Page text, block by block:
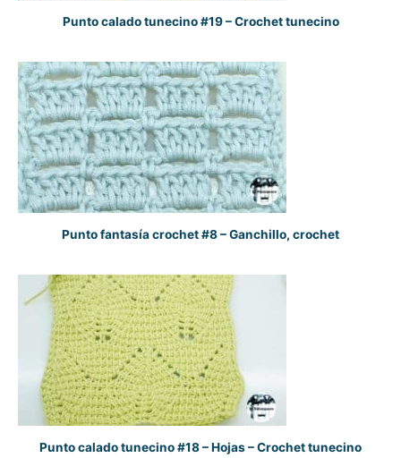
Punto calado tunecino #19 – Crochet tunecino
Punto fantasía crochet #8 – Ganchillo, crochet
Punto calado tunecino #18 – Hojas – Crochet tunecino